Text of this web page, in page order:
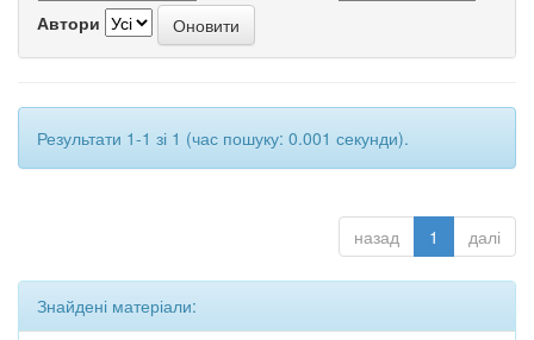
Автори
Результати 1-1 зі 1 (час пошуку: 0.001 секунди).
назад 1 далі
Знайдені матеріали: